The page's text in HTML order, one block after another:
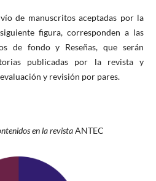
de manuscritos aceptadas por la
figura, corresponden a las
de fondo y Reseñas, que serán
publicadas por la revista y
y revisión por pares.
en la revistaANTEC